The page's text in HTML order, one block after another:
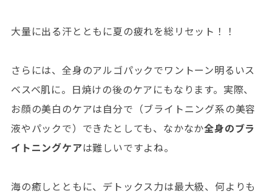
大量に出る汗とともに夏の疲れを総リセット！！
さらには、全身のアルゴパックでワントーン明るいス
ベスベ肌に。日焼けの後のケアにもなります。実際、
お顔の美白のケアは自分で（ブライトニング系の美容
液やパックで）できたとしても、なかなか全身のブラ
イトニングケアは難しいですよね。
海の癒しとともに、デトックス力は最大級、何よりも